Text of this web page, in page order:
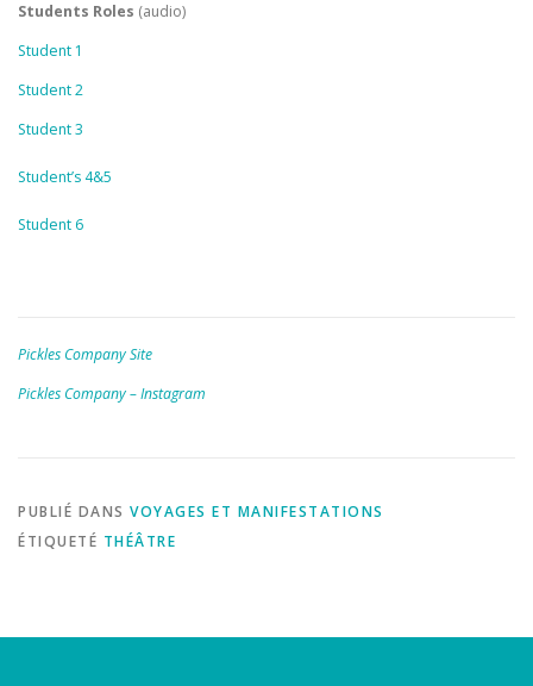
Students Roles (audio)
Student 1
Student 2
Student 3
Student’s 4&5
Student 6
Pickles Company Site
Pickles Company – Instagram
PUBLIÉ DANS VOYAGES ET MANIFESTATIONS
ÉTIQUETÉ THÉÂTRE